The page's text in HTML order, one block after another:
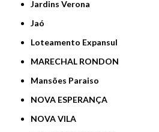
Jardins Verona
Jaó
Loteamento Expansul
MARECHAL RONDON
Mansões Paraiso
NOVA ESPERANÇA
NOVA VILA